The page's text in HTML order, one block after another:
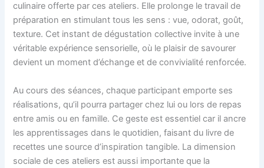
culinaire offerte par ces ateliers. Elle prolonge le travail de
préparation en stimulant tous les sens : vue, odorat, goût,
texture. Cet instant de dégustation collective invite à une
véritable expérience sensorielle, où le plaisir de savourer
devient un moment d’échange et de convivialité renforcée.
Au cours des séances, chaque participant emporte ses
réalisations, qu’il pourra partager chez lui ou lors de repas
entre amis ou en famille. Ce geste est essentiel car il ancre
les apprentissages dans le quotidien, faisant du livre de
recettes une source d’inspiration tangible. La dimension
sociale de ces ateliers est aussi importante que la